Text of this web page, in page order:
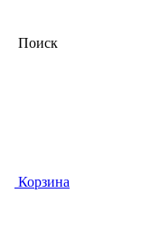
Поиск
Корзина